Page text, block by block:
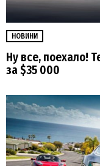
НОВИНИ
Ну все, поехало!
за $35 000